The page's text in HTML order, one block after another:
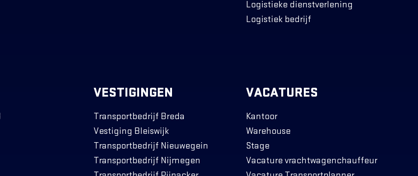
Logistieke dienstverlening
Logistiek bedrijf
VESTIGINGEN
Transportbedrijf Breda
Vestiging Bleiswijk
Transportbedrijf Nieuwegein
Transportbedrijf Nijmegen
VACATURES
Kantoor
Warehouse
Stage
Vacature vrachtwagenchauffeur